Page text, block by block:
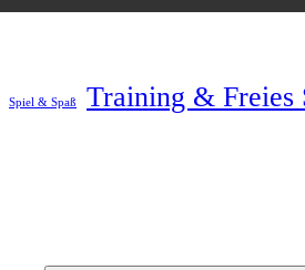
Spiel & Spaß Training & Freies